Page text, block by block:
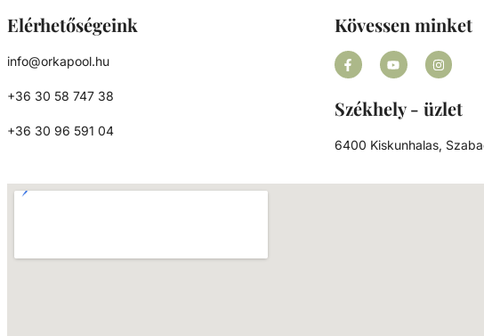
Elérhetőségeink
info@orkapool.hu
+36 30 58 747 38
+36 30 96 591 04
Kövessen minket
Székhely - üzlet
6400 Kiskunhalas,